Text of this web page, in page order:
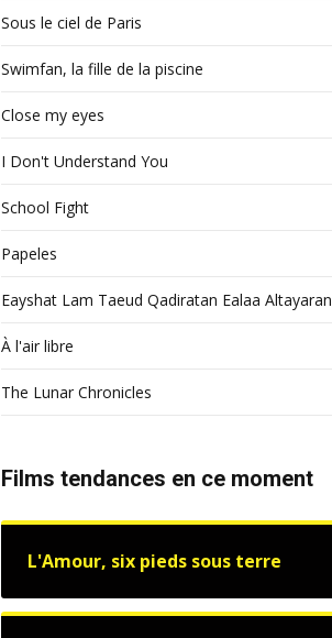
Sous le ciel de Paris
Swimfan, la fille de la piscine
Close my eyes
I Don't Understand You
School Fight
Papeles
Eayshat Lam Taeud Qadiratan Ealaa Altayaran
À l'air libre
The Lunar Chronicles
Films tendances en ce moment
L'Amour, six pieds sous terre